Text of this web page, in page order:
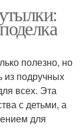
полезно, но
из подручных
всех. Эта
с детьми, а
для